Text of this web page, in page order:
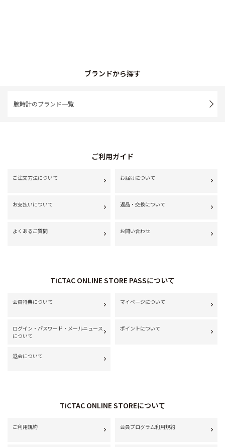
ブランドから探す
腕時計のブランド一覧
ご利用ガイド
ご注文方法について お届けについて
お支払いについて 返品・交換について
よくあるご質問 お問い合わせ
TiCTAC ONLINE STORE PASSについて
会員特典について マイページについて
ログイン・パスワード・メールニュース
について
ポイントについて
退会について
TiCTAC ONLINE STOREについて
ご利用規約 会員プログラム利用規約